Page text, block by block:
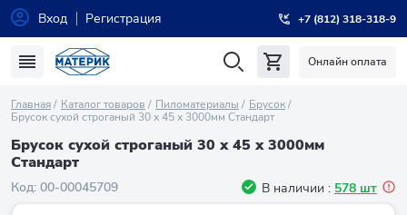
Вход Регистрация +7 (812) 318-318-9
Онлайн оплата
Главная Каталог товаров Пиломатериалы
Брусок
Брусок сухой строганый 30 х 45 х 3000мм Стандарт
Брусок сухой строганый 30 х 45 х 3000мм
Стандарт
Код: 00-00045709 В наличии : 578 шт